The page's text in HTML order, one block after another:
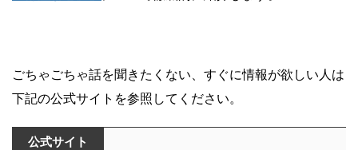
ごちゃごちゃ話を聞きたくない、すぐに情報が欲しい人は
下記の公式サイトを参照してください。
公式サイト